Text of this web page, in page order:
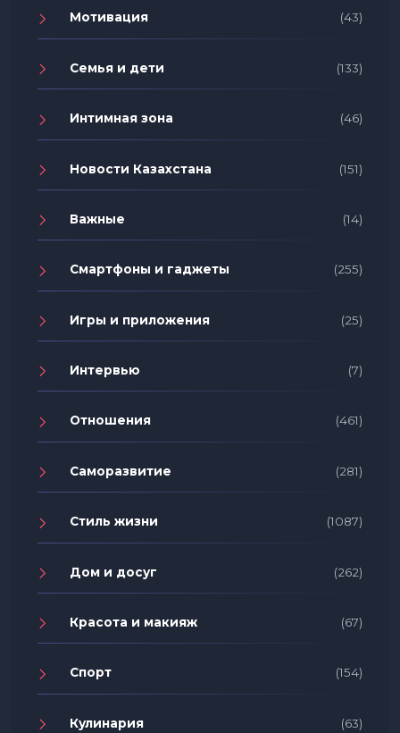
Мотивация (43)
Семья и дети (133)
Интимная зона (46)
Новости Казахстана (151)
Важные (14)
Смартфоны и гаджеты (255)
Игры и приложения (25)
Интервью (7)
Отношения (461)
Саморазвитие (281)
Стиль жизни (1087)
Дом и досуг (262)
Красота и макияж (67)
Спорт (154)
Кулинария (63)